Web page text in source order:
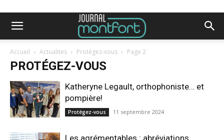
Accueil Actualites Protégez-vous Page 2
PROTÉGEZ-VOUS
Katheryne Legault, orthophoniste… et
pompière!
Protégez-vous 11 septembre 2024
Les agrémentables : abréviations